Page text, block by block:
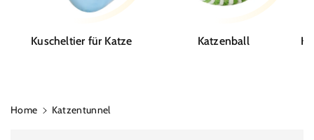
Kuscheltier für Katze Katzenball
Home Katzentunnel